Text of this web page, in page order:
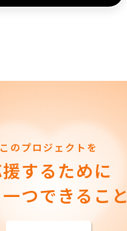
このプロジェクトを
するために
つできること